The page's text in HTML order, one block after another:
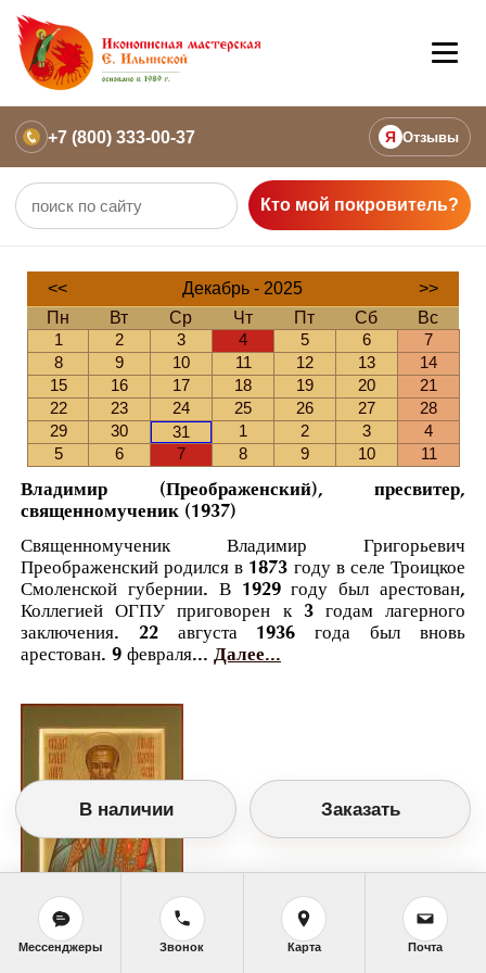
+7 (800) 333-00-37 Я Отзывы
Кто мой покровитель?
<< Декабрь - 2025
>>
Пн
Вт Ср Чт Пт Сб
Вс
1
2 3 4 5 6
7
8
9 10 11 12 13
14
15
16 17 18 19 20
21
22
23 24 25 26 27
28
29
30 31 1 2 3
4
5
6 7 8 9 10 11
Владимир (Преображенский), пресвитер,
священномученик (1937)
Священномученик Владимир Григорьевич
Преображенский родился в 1873 году в селе Троицкое
Смоленской губернии. В 1929 году был арестован,
Коллегией ОГПУ приговорен к 3 годам лагерного
заключения. 22 августа 1936 года был вновь
арестован. 9 февраля... Далее...
Православный календарь
Среда, 31 Декабря (18 Декабря по старому
В наличии Заказать
Мессенджеры Звонок Карта Почта